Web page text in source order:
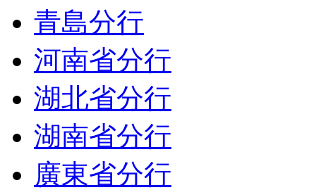
青島分行
河南省分行
湖北省分行
湖南省分行
廣東省分行